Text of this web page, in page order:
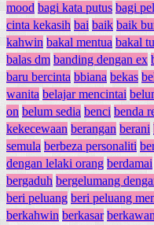
mood bagi kata putus bagi
cinta kekasih bai baik baik
kahwin bakal mentua bakal
balas dm banding dengan ex
baru bercinta bbiana bekas
wanita belajar mencintai
on belum sedia benci benda
kekecewaan berangan berani
semula berbeza personaliti
dengan lelaki orang berdamai
bergaduh bergelumang
beri peluang beri peluang
berkahwin berkasar berkawan